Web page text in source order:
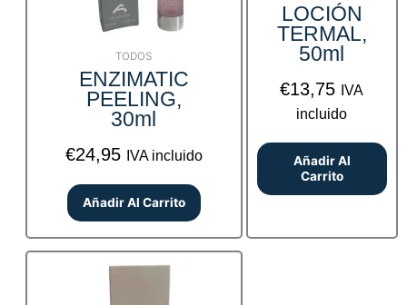
TODOS
ENZIMATIC
PEELING,
30ml
€24,95 IVA incluido
Añadir Al Carrito
LOCIÓN
TERMAL,
50ml
€13,75 IVA
incluido
Añadir Al
Carrito